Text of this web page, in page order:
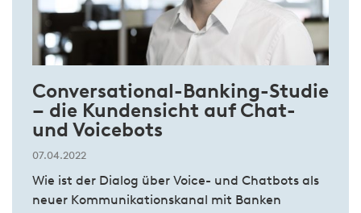
Conversational-Banking-Studie
– die Kundensicht auf Chat-
und Voicebots
07.04.2022
Wie ist der Dialog über Voice- und Chatbots als
neuer Kommunikationskanal mit Banken